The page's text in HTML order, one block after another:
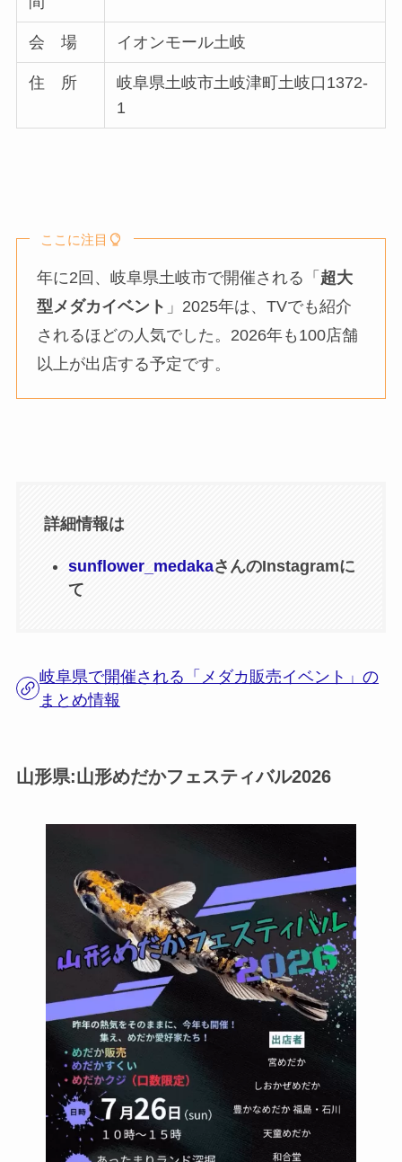
会 場 イオンモール土岐
住 所
岐阜県土岐市土岐津町土岐口1372-
1
ここに注目
年に2回、岐阜県土岐市で開催される「 超大
型メダカイベント 」2025年は、TVでも紹介
されるほどの人気でした。2026年も100店舗
以上が出店する予定です。
詳細情報は
sunflower_medakaさんのInstagramに
て
岐阜県で開催される「メダカ販売イベント」の
まとめ情報
山形県:山形めだかフェスティバル2026